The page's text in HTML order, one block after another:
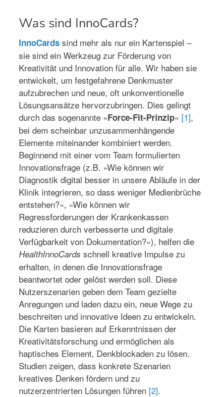
Was sind InnoCards?
InnoCards sind mehr als nur ein Kartenspiel –
sie sind ein Werkzeug zur Förderung von
Kreativität und Innovation für alle. Wir haben sie
entwickelt, um festgefahrene Denkmuster
aufzubrechen und neue, oft unkonventionelle
Lösungsansätze hervorzubringen. Dies gelingt
durch das sogenannte »Force-Fit-Prinzip« [1],
bei dem scheinbar unzusammenhängende
Elemente miteinander kombiniert werden.
Beginnend mit einer vom Team formulierten
Innovationsfrage (z.B. »Wie können wir
Diagnostik digital besser in unsere Abläufe in der
Klinik integrieren, so dass weniger Medienbrüche
entstehen?«, »Wie können wir
Regressforderungen der Krankenkassen
reduzieren durch verbesserte und digitale
Verfügbarkeit von Dokumentation?«), helfen die
HealthInnoCards schnell kreative Impulse zu
erhalten, in denen die Innovationsfrage
beantwortet oder gelöst werden soll. Diese
Nutzerszenarien geben dem Team gezielte
Anregungen und laden dazu ein, neue Wege zu
beschreiten und innovative Ideen zu entwickeln.
Die Karten basieren auf Erkenntnissen der
Kreativitätsforschung und ermöglichen als
haptisches Element, Denkblockaden zu lösen.
Studien zeigen, dass konkrete Szenarien
kreatives Denken fördern und zu
nutzerzentrierten Lösungen führen [2].